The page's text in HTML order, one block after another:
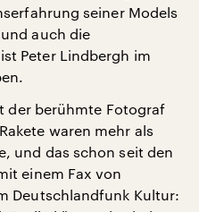
seiner Models
auch die
Peter Lindbergh im
der berühmte Fotograf
waren mehr als
und das schon seit den
einem Fax von
Deutschlandfunk Kultur: